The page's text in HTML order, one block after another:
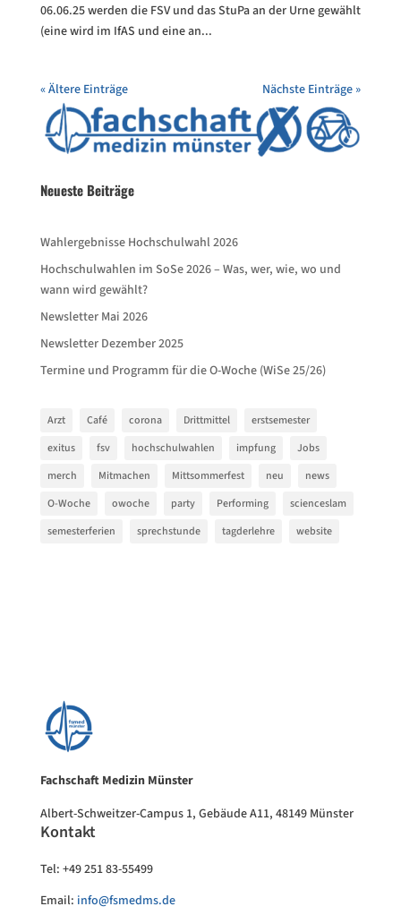
06.06.25 werden die FSV und das StuPa an der Urne gewählt
(eine wird im IfAS und eine an...
« Ältere Einträge Nächste Einträge »
Neueste Beiträge
Wahlergebnisse Hochschulwahl 2026
Hochschulwahlen im SoSe 2026 – Was, wer, wie, wo und
wann wird gewählt?
Newsletter Mai 2026
Newsletter Dezember 2025
Termine und Programm für die O-Woche (WiSe 25/26)
Arzt Café corona Drittmittel
erstsemester
exitus
fsv hochschulwahlen impfung
Jobs
merch
Mitmachen Mittsommerfest neu
news
O-Woche
owoche party Performing
scienceslam
semesterferien
sprechstunde tagderlehre website
Fachschaft Medizin Münster
Albert-Schweitzer-Campus 1, Gebäude A11, 48149 Münster
Kontakt
Tel: +49 251 83-55499
Email: info@fsmedms.de